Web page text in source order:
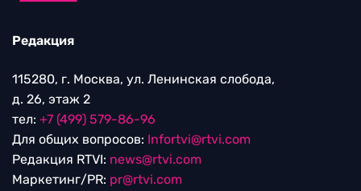
Редакция
115280, г. Москва, ул. Ленинская слобода,
д. 26, этаж 2
тел: +7 (499) 579-86-96
Для общих вопросов: Infortvi@rtvi.com
Редакция RTVI: news@rtvi.com
Маркетинг/PR: pr@rtvi.com